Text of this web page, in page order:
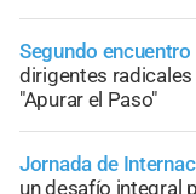
Segundo
dirigentes
"Apurar el Paso"
Jornada de
un desafío integral